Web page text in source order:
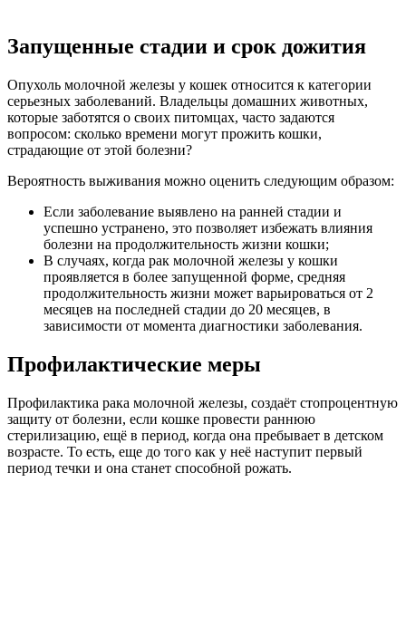
Запущенные стадии и срок дожития
Опухоль молочной железы у кошек относится к категории
серьезных заболеваний. Владельцы домашних животных,
которые заботятся о своих питомцах, часто задаются
вопросом: сколько времени могут прожить кошки,
страдающие от этой болезни?
Вероятность выживания можно оценить следующим образом:
Если заболевание выявлено на ранней стадии и
успешно устранено, это позволяет избежать влияния
болезни на продолжительность жизни кошки;
В случаях, когда рак молочной железы у кошки
проявляется в более запущенной форме, средняя
продолжительность жизни может варьироваться от 2
месяцев на последней стадии до 20 месяцев, в
зависимости от момента диагностики заболевания.
Профилактические меры
Профилактика рака молочной железы, создаёт стопроцентную
защиту от болезни, если кошке провести раннюю
стерилизацию, ещё в период, когда она пребывает в детском
возрасте. То есть, еще до того как у неё наступит первый
период течки и она станет способной рожать.